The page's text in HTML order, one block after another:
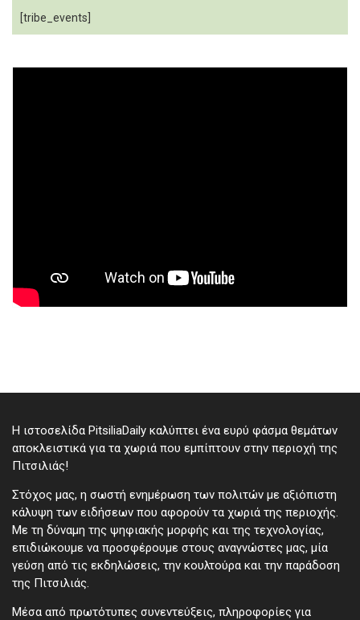
[tribe_events]
Η ιστοσελίδα PitsiliaDaily καλύπτει ένα ευρύ φάσμα θεμάτων
αποκλειστικά για τα χωριά που εμπίπτουν στην περιοχή της
Πιτσιλιάς!
Στόχος μας, η σωστή ενημέρωση των πολιτών με αξιόπιστη
κάλυψη των ειδήσεων που αφορούν τα χωριά της περιοχής.
Με τη δύναμη της ψηφιακής μορφής και της τεχνολογίας,
επιδιώκουμε να προσφέρουμε στους αναγνώστες μας, μία
γεύση από τις εκδηλώσεις, την κουλτούρα και την παράδοση
της Πιτσιλιάς.
Μέσα από πρωτότυπες συνεντεύξεις, πληροφορίες για